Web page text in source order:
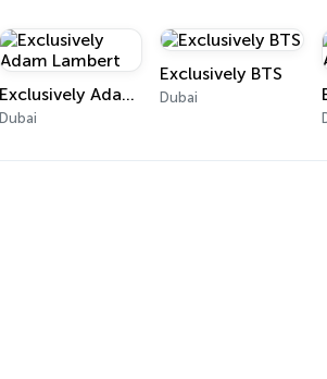
Exclusively Adam Lambert
Dubai
Exclusively BTS
Dubai